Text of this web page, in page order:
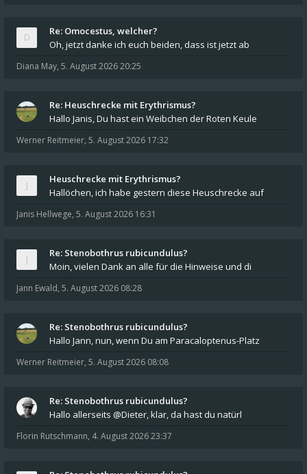
Re: Omocestus, welcher?
Oh, jetzt danke ich euch beiden, dass ist jetzt ab
Diana May, 5. August 2026 20:25
Re: Heuschrecke mit Erythrismus?
Hallo Janis, Du hast ein Weibchen der Roten Keule
Werner Reitmeier, 5. August 2026 17:32
Heuschrecke mit Erythrismus?
Hallöchen, ich habe gestern diese Heuschrecke auf
Janis Hellwege, 5. August 2026 16:31
Re: Stenobothrus rubicundulus?
Moin, vielen Dank an alle für die Hinweise und di
Jann Ewald, 5. August 2026 08:28
Re: Stenobothrus rubicundulus?
Hallo Jann, nun, wenn Du am Paracaloptenus-Platz
Werner Reitmeier, 5. August 2026 08:08
Re: Stenobothrus rubicundulus?
Hallo allerseits @Dieter, klar, da hast du natürl
Florin Rutschmann, 4. August 2026 23:37